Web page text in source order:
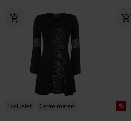
Exclusief Grote maten %